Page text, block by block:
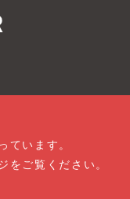
ています。
をご覧ください。